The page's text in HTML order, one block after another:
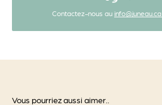
Contactez-nous au info@juneau.ca
Vous pourriez aussi aimer..